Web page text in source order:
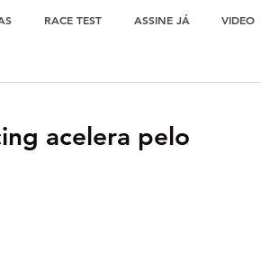
RACE TEST ASSINE JÁ VIDEO
acelera pelo